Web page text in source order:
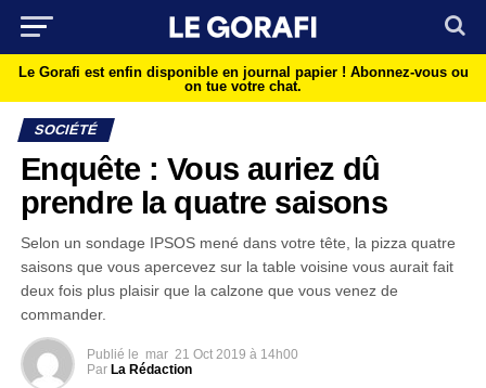
Le Gorafi est enfin disponible en journal papier ! Abonnez-vous ou
on tue votre chat.
SOCIÉTÉ
Enquête : Vous auriez dû
prendre la quatre saisons
Selon un sondage IPSOS mené dans votre tête, la pizza quatre
saisons que vous apercevez sur la table voisine vous aurait fait
deux fois plus plaisir que la calzone que vous venez de
commander.
Publié le mar 21 Oct 2019 à 14h00
Par La Rédaction